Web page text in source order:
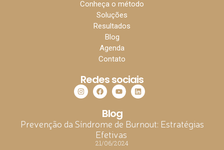
Conheça o método
Soluções
Resultados
Blog
Agenda
Contato
Redes sociais
Blog
Prevenção da Síndrome de Burnout: Estratégias
Efetivas
21/06/2024